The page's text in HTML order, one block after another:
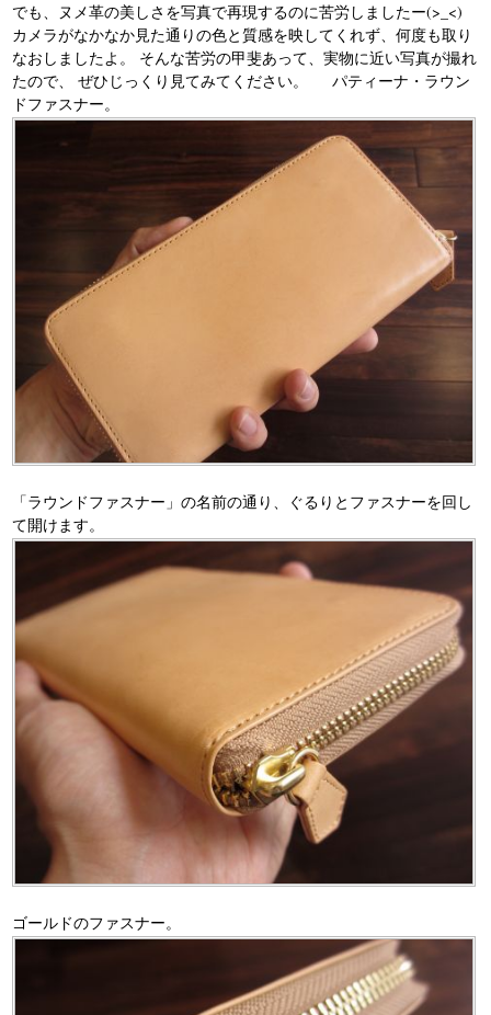
でも、ヌメ革の美しさを写真で再現するのに苦労しましたー(>_<)
カメラがなかなか見た通りの色と質感を映してくれず、何度も取り
なおしましたよ。 そんな苦労の甲斐あって、実物に近い写真が撮れ
たので、 ぜひじっくり見てみてください。 パティーナ・ラウン
ドファスナー。
「ラウンドファスナー」の名前の通り、ぐるりとファスナーを回し
て開けます。
ゴールドのファスナー。